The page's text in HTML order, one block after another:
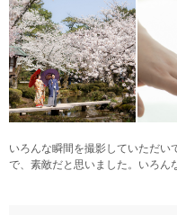
いろんな瞬間を撮影していただい
で、素敵だと思いました。いろん